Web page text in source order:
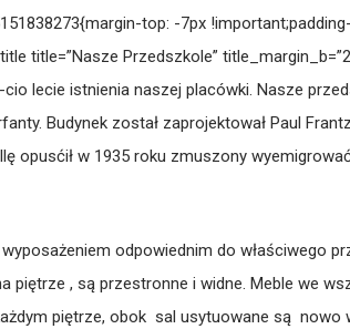
top: -7px
title=”Nasze Przedszkole”
lecie istnienia naszej placówki. Nasze
Budynek został zaprojektował Paul
opusćił w 1935 roku zmuszony
odpowiednim do
, są przestronne i widne. Meble we
piętrze, obok sal usytuowane są